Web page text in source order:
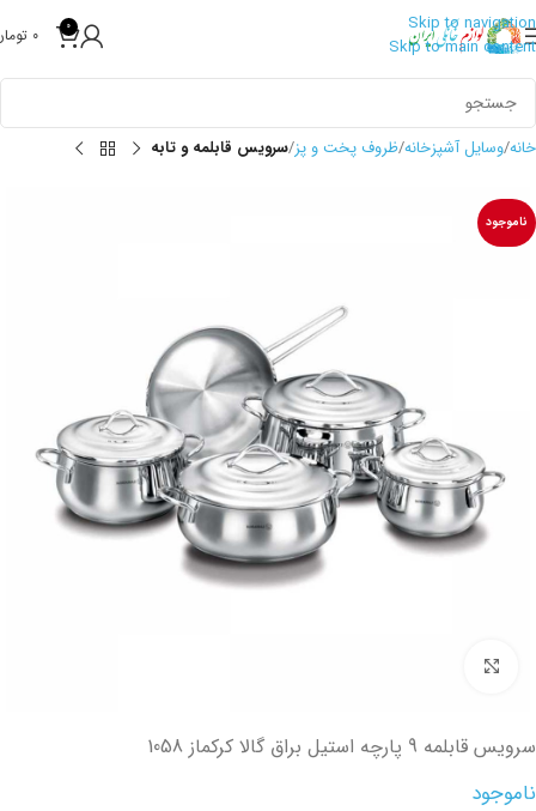
Skip to navigation
Skip to main content
0
0
خانه وسایل آشپزخانه ظروف پخت و پز سرویس قابلمه و تابه
ناموجود
سرویس قابلمه 9 پارچه استیل براق گالا کرکماز 1058
ناموجود